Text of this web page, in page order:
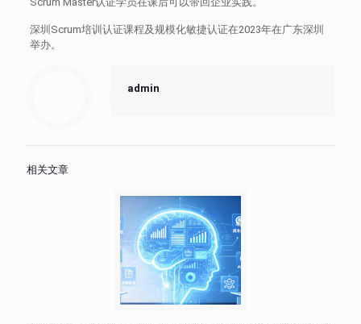
深圳Scrum培训认证课程及规模化敏捷认证在2023年在广东深圳
举办。
admin
相关文章